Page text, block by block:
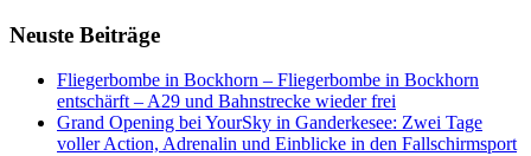
Neuste Beiträge
Fliegerbombe in Bockhorn – Fliegerbombe in Bockhorn
entschärft – A29 und Bahnstrecke wieder frei
Grand Opening bei YourSky in Ganderkesee: Zwei Tage
voller Action, Adrenalin und Einblicke in den Fallschirmsport